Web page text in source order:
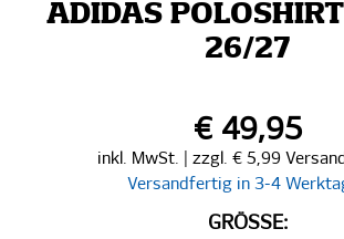
ADIDAS POLOSHIRT
6/27
€ 49,95
inkl. MwSt. | zzgl. € 5,99
Versandfertig in 3-4
GRÖSSE: